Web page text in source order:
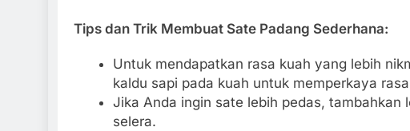
Tips dan Trik Membuat Sate Padang Sederhana:
Untuk mendapatkan rasa kuah yang lebih
kaldu sapi pada kuah untuk memperkaya
Jika Anda ingin sate lebih pedas,
selera.